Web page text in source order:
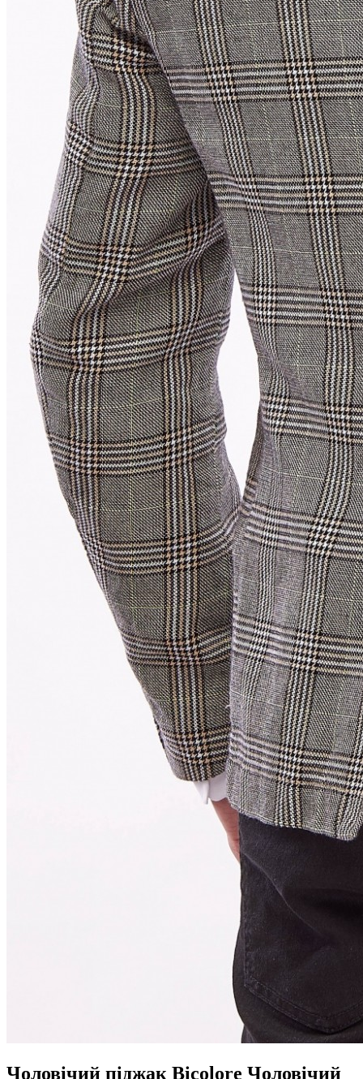
Чоловічий піджак Bicolore Чоловічий